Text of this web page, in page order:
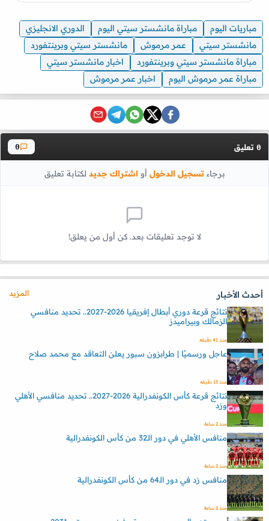
مباريات اليوم مباراة مانشستر سيتي اليوم
الدوري الانجليزي
مانشستر سيتي
عمر مرموش
مانشستر سيتي وبرينتفورد
مباراة مانشستر سيتي وبرينتفورد
اخبار مانشستر سيتي
مباراة عمر مرموش اليوم
اخبار عمر مرموش
0 تعليق 0
برجاءتسجيل الدخول أواشتراك جديد لكتابة تعليق
لا توجد تعليقات بعد. كن أول من يعلق!
أحدث الأخبار
المزيد
نتائج قرعة دوري أبطال إفريقيا 2026-2027.. تحديد منافسي
الزمالك وبيراميدز
منذ 41 دقيقه
عاجل ورسميًا | طرابزون سبور يعلن التعاقد مع محمد صلاح
منذ 13 دقيقه
نتائج قرعة كأس الكونفدرالية 2026-2027.. تحديد منافسي الأهلي
وزد
منذ 2 ساعة
منافس الأهلي في دور الـ32 من كأس الكونفدرالية
منذ 2 ساعة
منافس زد في دور الـ64 من كأس الكونفدرالية
منذ 2 ساعة